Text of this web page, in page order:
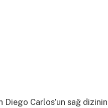
Carlos’un sağ